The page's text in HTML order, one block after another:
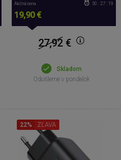
Akčná cena
19,90 €
30 : 27 : 18
27,92€
Skladom
Odošleme v pondelok
22% ZĽAVA